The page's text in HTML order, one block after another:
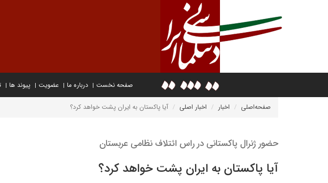
صفحه نخست درباره ما عضویت پیوند ها
صفحه‌اصلی اخبار اخبار اصلی آیا پاکستان به ایران پشت خواهد کرد؟
حضور ژنرال پاکستانی در راس ائتلاف نظامی عربستان
آیا پاکستان به ایران پشت خواهد کرد؟